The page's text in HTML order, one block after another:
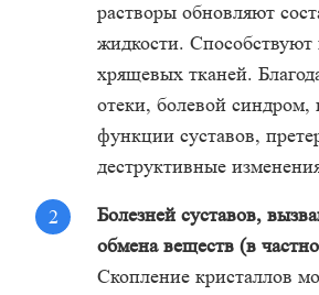
растворы обновляют
жидкости. Способствуют
хрящевых тканей.
отеки, болевой синдром,
функции суставов,
деструктивные
Болезней суставов,
обмена веществ (в
Скопление кристаллов